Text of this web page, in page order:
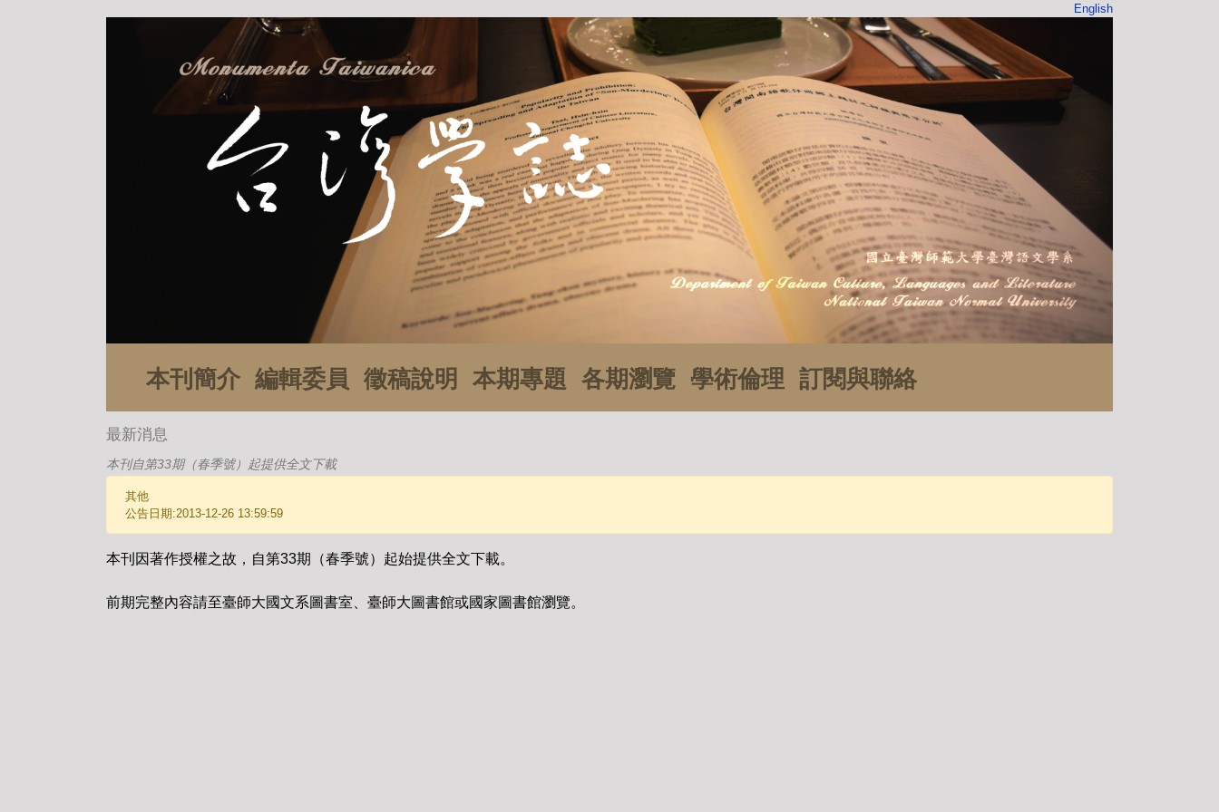
English
本刊簡介 編輯委員 徵稿說明 本期專題 各期瀏覽 學術倫理 訂閱與聯絡
最新消息
本刊自第33期（春季號）起提供全文下載
其他
公告日期:2013-12-26 13:59:59
本刊因著作授權之故，自第33期（春季號）起始提供全文下載。
前期完整內容請至臺師大國文系圖書室、臺師大圖書館或國家圖書館瀏覽。